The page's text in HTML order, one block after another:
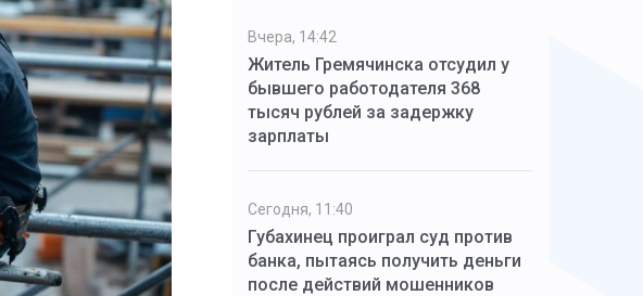
Вчера, 14:42
Житель Гремячинска отсудил у
бывшего работодателя 368
тысяч рублей за задержку
зарплаты
Сегодня, 11:40
Губахинец проиграл суд против
банка, пытаясь получить деньги
после действий мошенников